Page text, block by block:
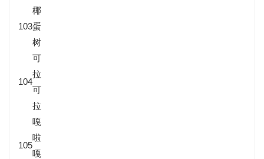
103
椰
蛋
树
104
可
拉
可
拉
105
嘎
啦
嘎